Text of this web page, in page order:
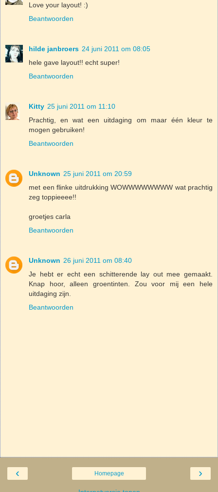
Love your layout! :)
Beantwoorden
hilde janbroers 24 juni 2011 om 08:05
hele gave layout!! echt super!
Beantwoorden
Kitty 25 juni 2011 om 11:10
Prachtig, en wat een uitdaging om maar één kleur te
mogen gebruiken!
Beantwoorden
Unknown 25 juni 2011 om 20:59
met een flinke uitdrukking WOWWWWWWWW wat prachtig
zeg toppieeee!!
groetjes carla
Beantwoorden
Unknown 26 juni 2011 om 08:40
Je hebt er echt een schitterende lay out mee gemaakt.
Knap hoor, alleen groentinten. Zou voor mij een hele
uitdaging zijn.
Beantwoorden
‹ ›
Homepage